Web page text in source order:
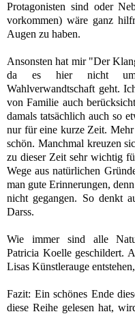
Protagonisten sind oder
vorkommen) wäre ganz
Augen zu haben.
Ansonsten hat mir "Der
da es hier nicht um
Wahlverwandtschaft geht.
von Familie auch
damals tatsächlich auch so
nur für eine kurze Zeit.
schön. Manchmal kreuzen
zu dieser Zeit sehr wichtig
Wege aus natürlichen
man gute Erinnerungen,
nicht gegangen. So denkt
Darss.
Wie immer sind alle
Patricia Koelle geschildert.
Lisas Künstlerauge
Fazit: Ein schönes Ende
diese Reihe gelesen hat,